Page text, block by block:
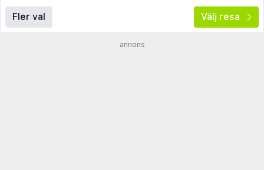
Fler val Välj resa
annons